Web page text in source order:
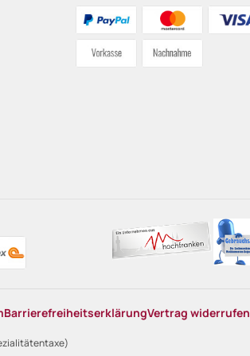
BarrierefreiheitserklärungVertrag widerrufen